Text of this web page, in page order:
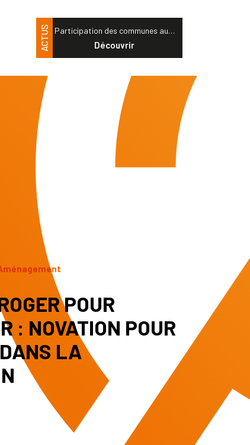
ACTUS Participation des communes au…
Découvrir
POUR
: NOVATION POUR
LA